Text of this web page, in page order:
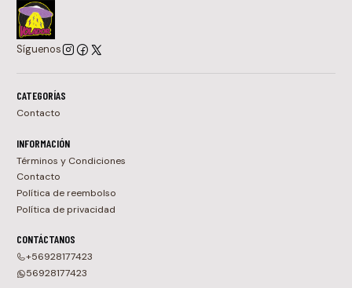
Síguenos
CATEGORÍAS
Contacto
INFORMACIÓN
Términos y Condiciones
Contacto
Política de reembolso
Política de privacidad
CONTÁCTANOS
+56928177423
56928177423